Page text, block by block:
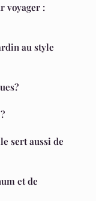
voyager :
au style
sert aussi de
et de